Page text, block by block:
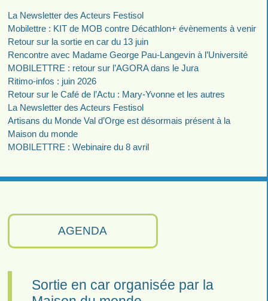
AGENDA
Sortie en car organisée par la
La Newsletter des Acteurs Festisol
Mobilettre : KIT de MOB contre Décathlon+ évènements à venir
Retour sur la sortie en car du 13 juin
Rencontre avec Madame George Pau-Langevin à l’Université
MOBILETTRE : retour sur l’AGORA dans le Jura
Ritimo-infos : juin 2026
Retour sur le Café de l’Actu : Mary-Yvonne et les autres
La Newsletter des Acteurs Festisol
Artisans du Monde Val d’Orge est désormais présent à la
Maison du monde
MOBILETTRE : Webinaire du 8 avril